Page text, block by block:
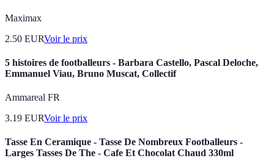
Maximax
2.50 EURVoir le prix
5 histoires de footballeurs - Barbara Castello, Pascal Deloche,
Emmanuel Viau, Bruno Muscat, Collectif
Ammareal FR
3.19 EURVoir le prix
Tasse En Ceramique - Tasse De Nombreux Footballeurs -
Larges Tasses De The - Cafe Et Chocolat Chaud 330ml